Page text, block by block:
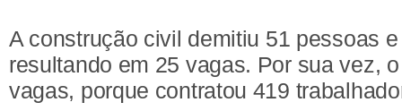
A construção civil demitiu 51 pessoas
resultando em 25 vagas. Por sua vez,
vagas, porque contratou 419